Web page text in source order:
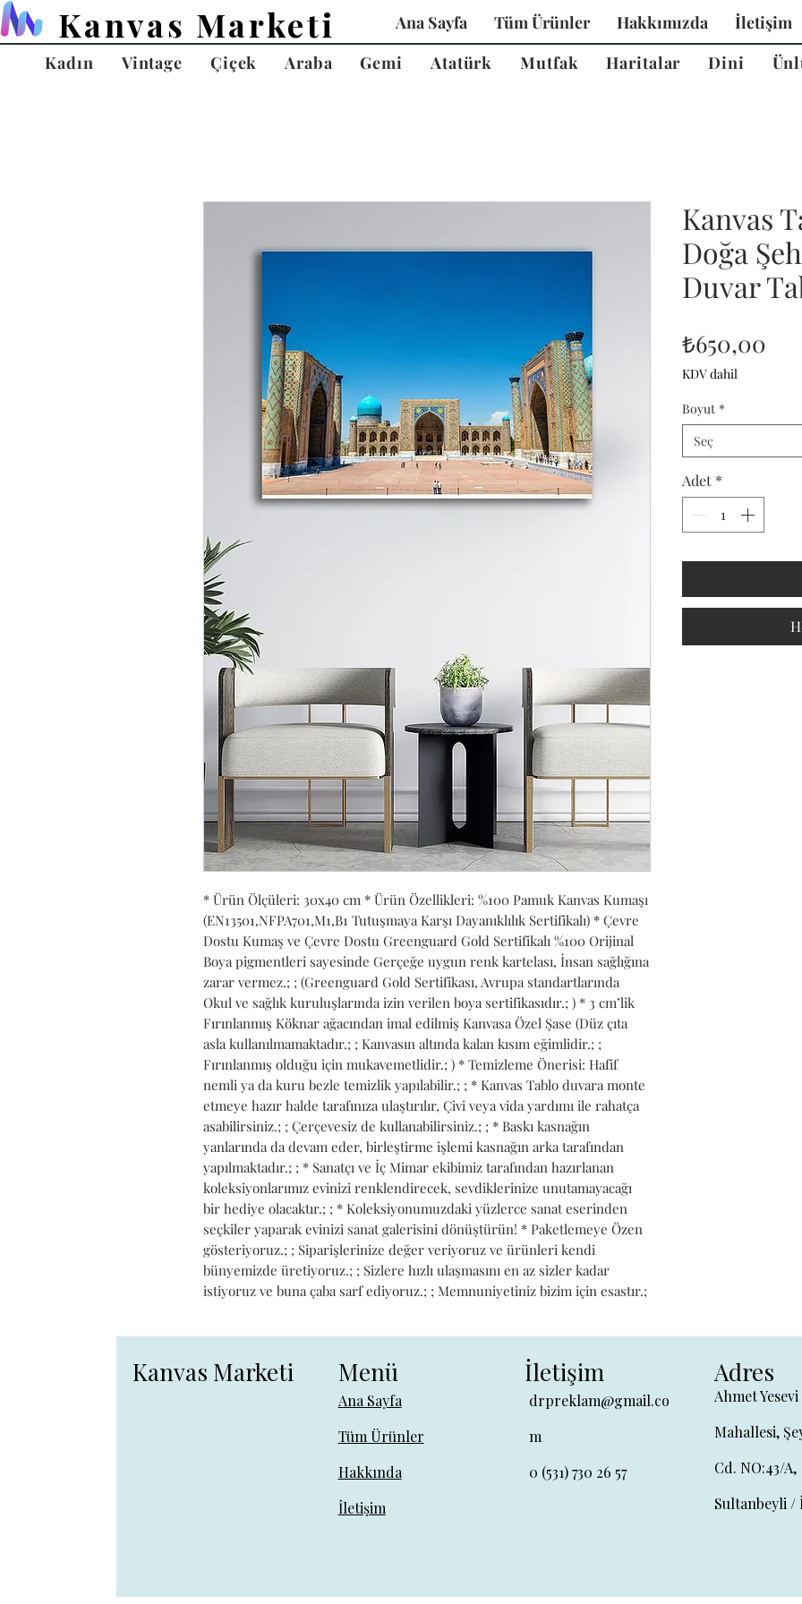
Kanvas Marketi Ana Sayfa Tüm Ürünler Hakkımızda İletişim
Kadın
Vintage Çiçek Araba Gemi Atatürk Mutfak Haritalar Dini
* Ürün Ölçüleri: 30x40 cm * Ürün Özellikleri: %100 Pamuk Kanvas Kumaşı
(EN13501,NFPA701,M1,B1 Tutuşmaya Karşı Dayanıklılık Sertifikalı) * Çevre
Dostu Kumaş ve Çevre Dostu Greenguard Gold Sertifikalı %100 Orijinal
Boya pigmentleri sayesinde Gerçeğe uygun renk kartelası, İnsan sağlığına
zarar vermez.; ; (Greenguard Gold Sertifikası, Avrupa standartlarında
Okul ve sağlık kuruluşlarında izin verilen boya sertifikasıdır.; ) * 3 cm’lik
Fırınlanmış Köknar ağacından imal edilmiş Kanvasa Özel Şase (Düz çıta
asla kullanılmamaktadır.; ; Kanvasın altında kalan kısım eğimlidir.; ;
Fırınlanmış olduğu için mukavemetlidir.; ) * Temizleme Önerisi: Hafif
nemli ya da kuru bezle temizlik yapılabilir.; ; * Kanvas Tablo duvara monte
etmeye hazır halde tarafınıza ulaştırılır, Çivi veya vida yardımı ile rahatça
asabilirsiniz.; ; Çerçevesiz de kullanabilirsiniz.; ; * Baskı kasnağın
yanlarında da devam eder, birleştirme işlemi kasnağın arka tarafından
yapılmaktadır.; ; * Sanatçı ve İç Mimar ekibimiz tarafından hazırlanan
koleksiyonlarımız evinizi renklendirecek, sevdiklerinize unutamayacağı
bir hediye olacaktır.; ; * Koleksiyonumuzdaki yüzlerce sanat eserinden
seçkiler yaparak evinizi sanat galerisini dönüştürün! * Paketlemeye Özen
gösteriyoruz.; ; Siparişlerinize değer veriyoruz ve ürünleri kendi
bünyemizde üretiyoruz.; ; Sizlere hızlı ulaşmasını en az sizler kadar
istiyoruz ve buna çaba sarf ediyoruz.; ; Memnuniyetiniz bizim için esastır.;
Kanvas
Doğa
Duvar
₺650,00
KDV dahil
Boyut *
Seç
Adet *
Kanvas Marketi Menü
Ana Sayfa
Tüm Ürünler
Hakkında
İletişim
İletişim
drpreklam@gmail.co
m
0 (531) 730 26 57
Adres
Ahmet Yesevi
Mahallesi,
Cd. NO:43/A,
Sultanbeyli /